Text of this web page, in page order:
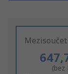
(bez